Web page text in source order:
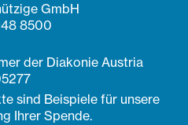
GmbH
8500
der Diakonie Austria
sind Beispiele für unsere
Ihrer Spende.